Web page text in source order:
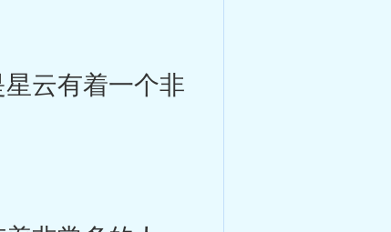
云有着一个非